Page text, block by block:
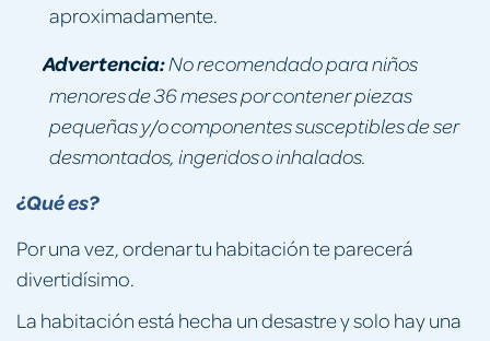
¿Qué es?
Por una vez, ordenar tu habitación te parecerá
divertidísimo.
La habitación está hecha un desastre y solo hay una
aproximadamente.
Advertencia:No recomendado para niños
menores de 36 meses por contener piezas
pequeñas y/o componentes susceptibles de ser
desmontados, ingeridos o inhalados.